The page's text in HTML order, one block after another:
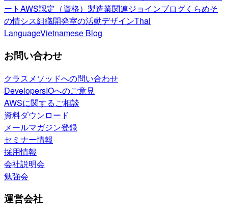
ートAWS認定（資格） 製造業関連ジョインブログくらめそ
の情シス組織開発室の活動デザインThai
LanguageVietnamese Blog
お問い合わせ
クラスメソッドへの問い合わせ
DevelopersIOへのご意見
AWSに関するご相談
資料ダウンロード
メールマガジン登録
セミナー情報
採用情報
会社説明会
勉強会
運営会社